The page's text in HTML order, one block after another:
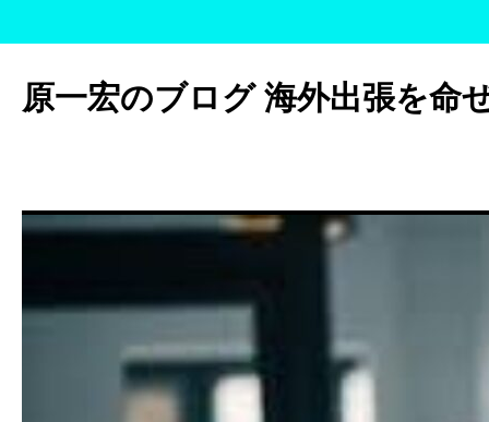
テ
ン
ッ
プ
原一宏のブログ 海外出張を命